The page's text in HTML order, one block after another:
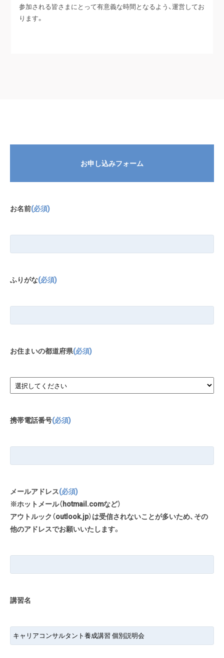
参加される皆さまにとって有意義な時間となるよう、運営してお
ります。
お申し込みフォーム
お名前(必須)
ふりがな(必須)
お住まいの都道府県(必須)
携帯電話番号(必須)
メールアドレス(必須)
※ホットメール（hotmail.comなど）
アウトルック（outlook.jp）は受信されないことが多いため、その
他のアドレスでお願いいたします。
講習名